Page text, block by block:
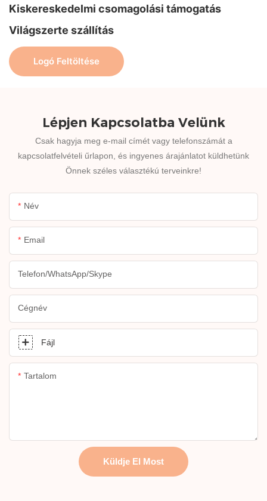
Kiskereskedelmi csomagolási támogatás
Világszerte szállítás
Logó Feltöltése
Lépjen Kapcsolatba Velünk
Csak hagyja meg e-mail címét vagy telefonszámát a
kapcsolatfelvételi űrlapon, és ingyenes árajánlatot küldhetünk
Önnek széles választékú terveinkre!
Név
Email
Telefon/WhatsApp/Skype
Cégnév
Fájl
Tartalom
Küldje El Most